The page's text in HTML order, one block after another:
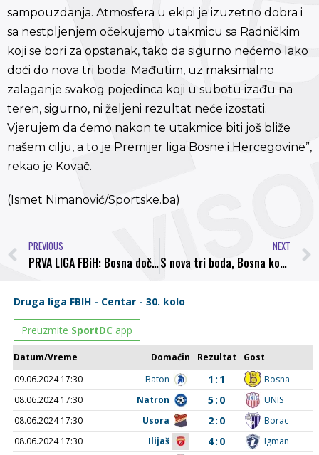
sampouzdanja. Atmosfera u ekipi je izuzetno dobra i
sa nestpljenjem očekujemo utakmicu sa Radničkim
koji se bori za opstanak, tako da sigurno nećemo lako
doći do nova tri boda. Mađutim, uz maksimalno
zalaganje svakog pojedinca koji u subotu izađu na
teren, sigurno, ni željeni rezultat neće izostati.
Vjerujem da ćemo nakon te utakmice biti još bliže
našem cilju, a to je Premijer liga Bosne i Hercegovine”,
rekao je Kovač.
(Ismet Nimanović/Sportske.ba)
PREVIOUS
PRVA LIGA FBiH: Bosna dočekuje Radnički, u Gradačcu komšijski derbi
NEXT
S nova tri boda, Bosna korak bliže Premijer ligi